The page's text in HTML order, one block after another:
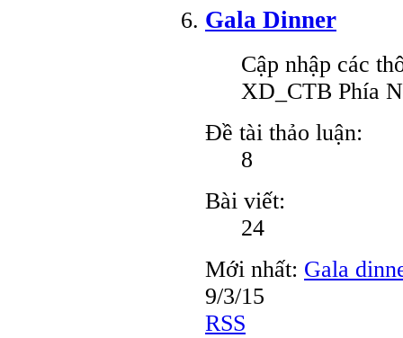
Gala Dinner
Cập nhập các
XD_CTB Phía
Đề tài thảo luận:
8
Bài viết:
24
Mới nhất: Gala
9/3/15
RSS